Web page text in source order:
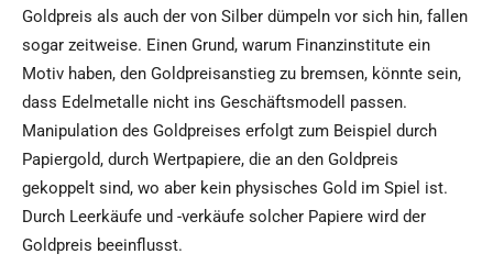
Goldpreis als auch der von Silber dümpeln vor sich hin, fallen
sogar zeitweise. Einen Grund, warum Finanzinstitute ein
Motiv haben, den Goldpreisanstieg zu bremsen, könnte sein,
dass Edelmetalle nicht ins Geschäftsmodell passen.
Manipulation des Goldpreises erfolgt zum Beispiel durch
Papiergold, durch Wertpapiere, die an den Goldpreis
gekoppelt sind, wo aber kein physisches Gold im Spiel ist.
Durch Leerkäufe und -verkäufe solcher Papiere wird der
Goldpreis beeinflusst.